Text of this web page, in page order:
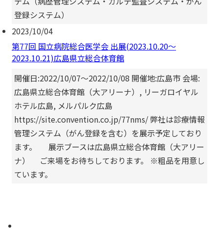
登録システム）
2023/10/04
第77回 国立病院総合医学会 出展(2023.10.20～
2023.10.21)広島県立総合体育館
開催日:2022/10/07～2022/10/08 開催地:広島市 会場:
広島県立総合体育館（大アリーナ）, リーガロイヤル
ホテル広島, メルパルク広島
https://site.convention.co.jp/77nms/ 弊社は診療情報
管理システム（がん登録を含む）を展示予定しており
ます。 展示ブースは広島県立総合体育館（大アリー
ナ） ご来場をお待ちしております。 ※粗品を用意し
ています。